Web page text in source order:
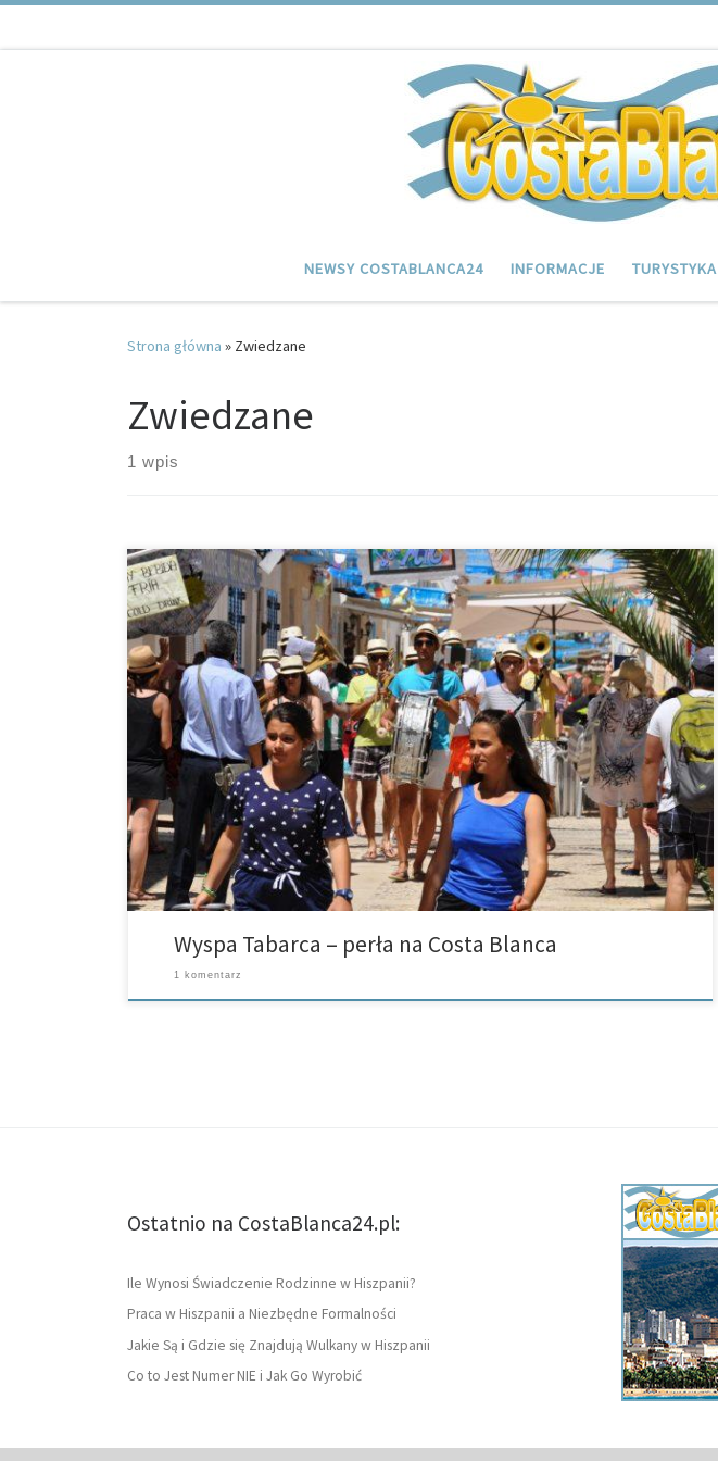
NEWSY COSTABLANCA24 INFORMACJE TURYSTYKA
Strona główna » Zwiedzane
Zwiedzane
1 wpis
Wyspa Tabarca należy do miejsc, które każdy urlopowicz znajdujący się w regionie
Alicante mus koniecznie odwiedzić. Wyspa ta należy do Przylądku Santa Pola, a jej
wody w 1986 roku zostały […]
Wyspa Tabarca – perła na Costa Blanca
1 komentarz
Ostatnio na CostaBlanca24.pl:
Ile Wynosi Świadczenie Rodzinne w Hiszpanii?
Praca w Hiszpanii a Niezbędne Formalności
Jakie Są i Gdzie się Znajdują Wulkany w Hiszpanii
Co to Jest Numer NIE i Jak Go Wyrobić